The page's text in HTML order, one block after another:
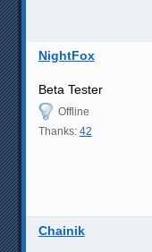
NightFox
Beta Tester
Offline
Thanks: 42
Chainik